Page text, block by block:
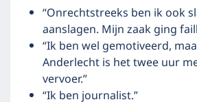
“Onrechtstreeks ben ik ook
aanslagen. Mijn zaak ging
“Ik ben wel gemotiveerd,
Anderlecht is het twee uur
vervoer.”
“Ik ben journalist.”